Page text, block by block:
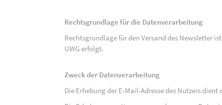
Rechtsgrundlage für die Datenverarbeitung
Rechtsgrundlage für den Versand des Newsletter ist
UWG erfolgt.
Zweck der Datenverarbeitung
Die Erhebung der E-Mail-Adresse des Nutzers